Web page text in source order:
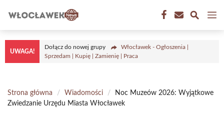
treści
UWAGA!
Dołącz do nowej grupy
Włocławek - Ogłoszenia |
Sprzedam | Kupię | Zamienię | Praca
Strona główna / Wiadomości /
Noc Muzeów 2026: Wyjątkowe
Zwiedzanie Urzędu Miasta Włocławek